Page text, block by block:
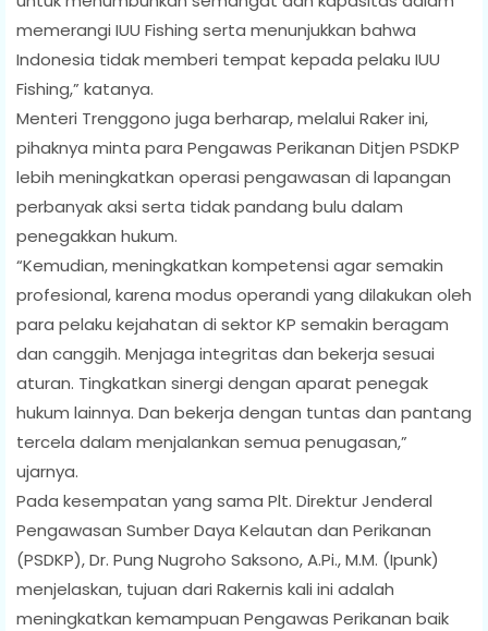
memerangi IUU Fishing serta menunjukkan bahwa
Indonesia tidak memberi tempat kepada pelaku IUU
Fishing,” katanya.
Menteri Trenggono juga berharap, melalui Raker ini,
pihaknya minta para Pengawas Perikanan Ditjen PSDKP
lebih meningkatkan operasi pengawasan di lapangan
perbanyak aksi serta tidak pandang bulu dalam
penegakkan hukum.
“Kemudian, meningkatkan kompetensi agar semakin
profesional, karena modus operandi yang dilakukan oleh
para pelaku kejahatan di sektor KP semakin beragam
dan canggih. Menjaga integritas dan bekerja sesuai
aturan. Tingkatkan sinergi dengan aparat penegak
hukum lainnya. Dan bekerja dengan tuntas dan pantang
tercela dalam menjalankan semua penugasan,”
ujarnya.
Pada kesempatan yang sama Plt. Direktur Jenderal
Pengawasan Sumber Daya Kelautan dan Perikanan
(PSDKP), Dr. Pung Nugroho Saksono, A.Pi., M.M. (Ipunk)
menjelaskan, tujuan dari Rakernis kali ini adalah
meningkatkan kemampuan Pengawas Perikanan baik